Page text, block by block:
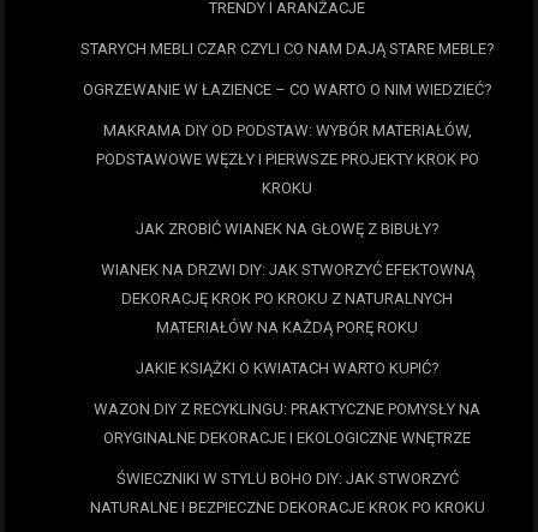
TRENDY I ARANŻACJE
STARYCH MEBLI CZAR CZYLI CO NAM DAJĄ STARE MEBLE?
OGRZEWANIE W ŁAZIENCE – CO WARTO O NIM WIEDZIEĆ?
MAKRAMA DIY OD PODSTAW: WYBÓR MATERIAŁÓW,
PODSTAWOWE WĘZŁY I PIERWSZE PROJEKTY KROK PO
KROKU
JAK ZROBIĆ WIANEK NA GŁOWĘ Z BIBUŁY?
WIANEK NA DRZWI DIY: JAK STWORZYĆ EFEKTOWNĄ
DEKORACJĘ KROK PO KROKU Z NATURALNYCH
MATERIAŁÓW NA KAŻDĄ PORĘ ROKU
JAKIE KSIĄŻKI O KWIATACH WARTO KUPIĆ?
WAZON DIY Z RECYKLINGU: PRAKTYCZNE POMYSŁY NA
ORYGINALNE DEKORACJE I EKOLOGICZNE WNĘTRZE
ŚWIECZNIKI W STYLU BOHO DIY: JAK STWORZYĆ
NATURALNE I BEZPIECZNE DEKORACJE KROK PO KROKU